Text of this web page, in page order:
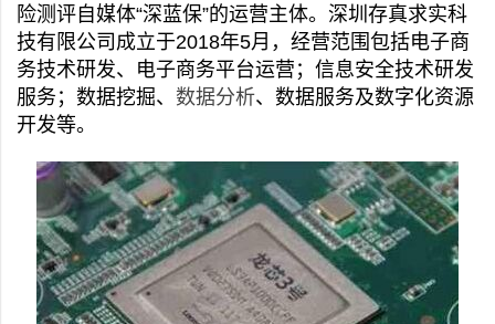
险测评自媒体“深蓝保”的运营主体。深圳存真求实科
技有限公司成立于2018年5月，经营范围包括电子商
务技术研发、电子商务平台运营；信息安全技术研发
服务；数据挖掘、 数据分析、数据服务及数字化资源
开发等。